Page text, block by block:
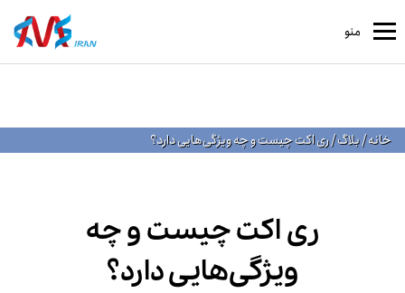
منو
خانه/بلاگ/ری اکت چیست و چه ویژگی‌هایی دارد؟
ری اکت چیست و چه
ویژگی‌هایی دارد؟